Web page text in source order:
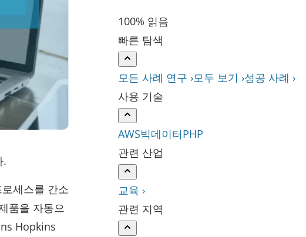
.
세스를 간소
품을 자동으
Hopkins
100% 읽음
빠른 탐색
모든 사례 연구 ›모두 보기 ›성공 사례 ›
사용 기술
AWS빅데이터PHP
관련 산업
교육 ›
관련 지역